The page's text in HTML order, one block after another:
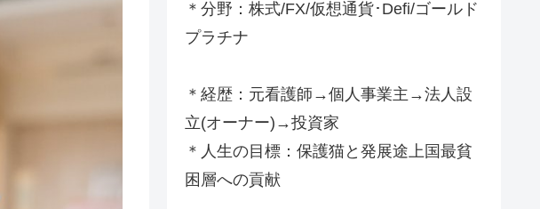
＊分野：株式/FX/仮想通貨･Defi/ゴールド
プラチナ
＊経歴：元看護師→個人事業主→法人設
立(オーナー)→投資家
＊人生の目標：保護猫と発展途上国最貧
困層への貢献